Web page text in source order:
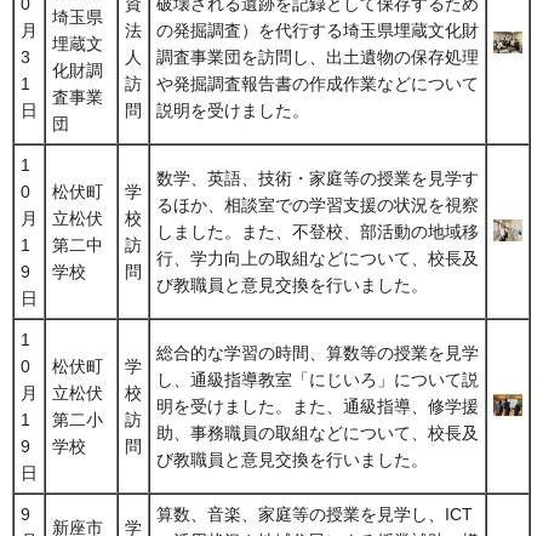
月
3
1
日
埼玉県
埋蔵文
化財調
査事業
団
法
人
訪
問
の発掘調査）を代行する埼玉県埋蔵文化財
調査事業団を訪問し、出土遺物の保存処理
や発掘調査報告書の作成作業などについて
説明を受けました。
1
0
月
1
9
日
松伏町
立松伏
第二中
学校
学
校
訪
問
数学、英語、技術・家庭等の授業を見学す
るほか、相談室での学習支援の状況を視察
しました。また、不登校、部活動の地域移
行、学力向上の取組などについて、校長及
び教職員と意見交換を行いました。
1
0
月
1
9
日
松伏町
立松伏
第二小
学校
学
校
訪
問
総合的な学習の時間、算数等の授業を見学
し、通級指導教室「にじいろ」について説
明を受けました。また、通級指導、修学援
助、事務職員の取組などについて、校長及
び教職員と意見交換を行いました。
9
新座市 学
算数、音楽、家庭等の授業を見学し、ICT